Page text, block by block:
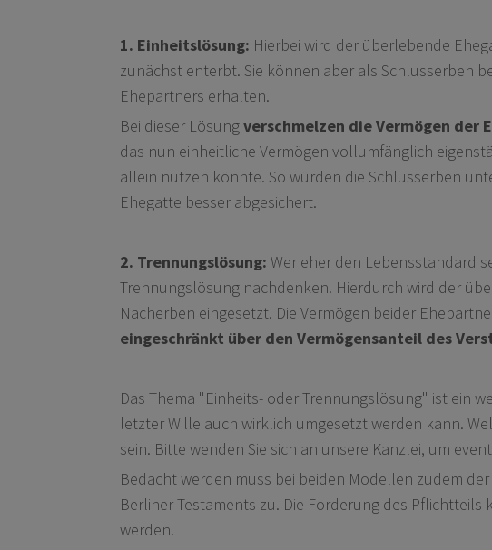
1. Einheitslösung: Hierbei wird der überlebende
zunächst enterbt. Sie können aber als Schlusserben
Ehepartners erhalten.
Bei dieser Lösungverschmelzen die Vermögen der
das nun einheitliche Vermögen vollumfänglich
allein nutzen könnte. So würden die Schlusserben
Ehegatte besser abgesichert.
2. Trennungslösung: Wer eher den Lebensstandard
Trennungslösung nachdenken. Hierdurch wird der
Nacherben eingesetzt. Die Vermögen beider
eingeschränkt über den Vermögensanteil des
Das Thema "Einheits- oder Trennungslösung" ist ein
letzter Wille auch wirklich umgesetzt werden kann.
sein. Bitte wenden Sie sich an unsere Kanzlei, um
Bedacht werden muss bei beiden Modellen zudem
Berliner Testaments zu. Die Forderung des
werden.